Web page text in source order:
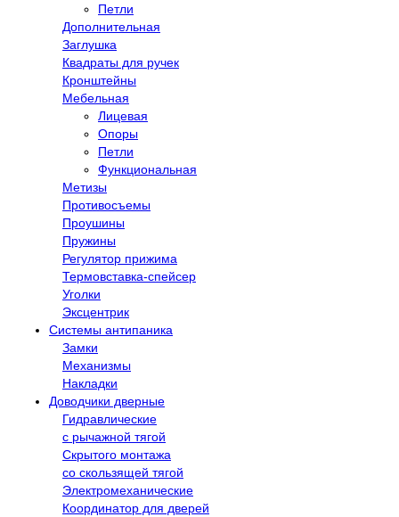
Петли
Дополнительная
Заглушка
Квадраты для ручек
Кронштейны
Мебельная
Лицевая
Опоры
Петли
Функциональная
Метизы
Противосъемы
Проушины
Пружины
Регулятор прижима
Термовставка-спейсер
Уголки
Эксцентрик
Системы антипаника
Замки
Механизмы
Накладки
Доводчики дверные
Гидравлические
с рычажной тягой
Скрытого монтажа
со скользящей тягой
Электромеханические
Координатор для дверей